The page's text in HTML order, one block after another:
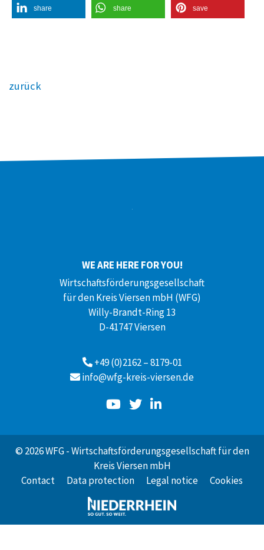
share share save
zurück
WE ARE HERE FOR YOU!
Wirtschaftsförderungsgesellschaft
für den Kreis Viersen mbH (WFG)
Willy-Brandt-Ring 13
D-41747 Viersen
+49 (0)2162 – 8179-01
info@wfg-kreis-viersen.de
© 2026 WFG - Wirtschaftsförderungsgesellschaft für den
Kreis Viersen mbH
Contact
Data protection Legal notice Cookies